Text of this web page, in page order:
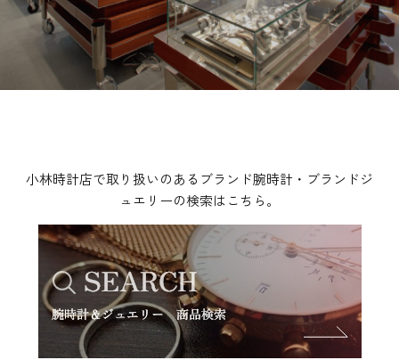
小林時計店で取り扱いのあるブランド腕時計・ブランドジ
ュエリーの検索はこちら。